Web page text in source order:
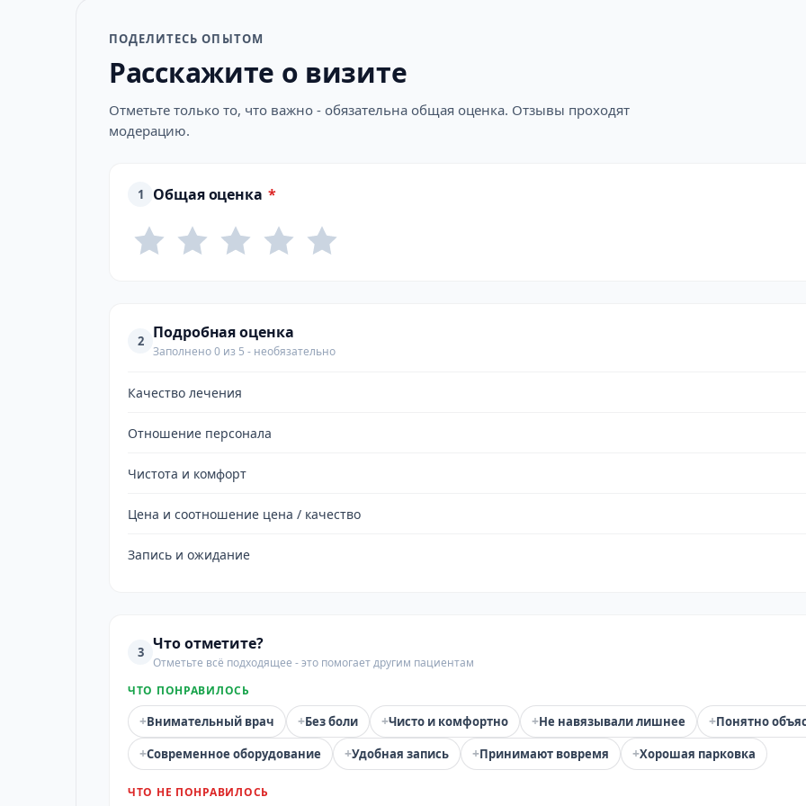
ПОДЕЛИТЕСЬ ОПЫТОМ
Расскажите о визите
Отметьте только то, что важно - обязательна общая оценка. Отзывы проходят
модерацию.
1 Общая оценка *
2 Подробная оценка
Заполнено 0 из 5 - необязательно
Качество лечения
Отношение персонала
Чистота и комфорт
Цена и соотношение цена / качество
Запись и ожидание
3 Что отметите?
Отметьте всё подходящее - это помогает другим пациентам
ЧТО ПОНРАВИЛОСЬ
+Внимательный врач +Без боли +Чисто и комфортно +Не навязывали лишнее +Понятно
+Современное оборудование +Удобная запись +Принимают вовремя +Хорошая парковка
ЧТО НЕ ПОНРАВИЛОСЬ